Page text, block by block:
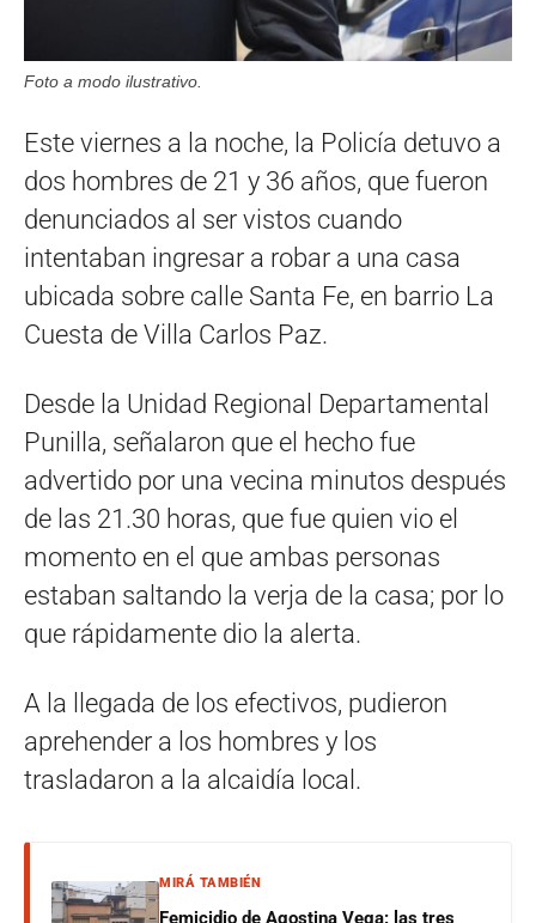
Foto a modo ilustrativo.
Este viernes a la noche, la Policía detuvo a
dos hombres de 21 y 36 años, que fueron
denunciados al ser vistos cuando
intentaban ingresar a robar a una casa
ubicada sobre calle Santa Fe, en barrio La
Cuesta de Villa Carlos Paz.
Desde la Unidad Regional Departamental
Punilla, señalaron que el hecho fue
advertido por una vecina minutos después
de las 21.30 horas, que fue quien vio el
momento en el que ambas personas
estaban saltando la verja de la casa; por lo
que rápidamente dio la alerta.
A la llegada de los efectivos, pudieron
aprehender a los hombres y los
trasladaron a la alcaidía local.
MIRÁ TAMBIÉN
Femicidio de Agostina Vega: las tres